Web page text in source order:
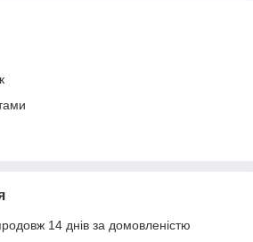
14 днів за домовленістю